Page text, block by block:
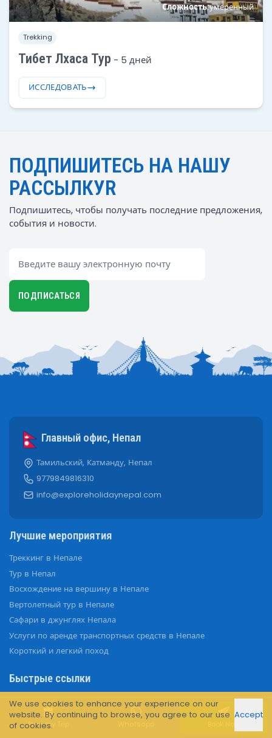
Сложность:умеренный
Trekking
Тибет Лхаса Тур - 5 дней
ИССЛЕДОВАТЬ
ПОДПИШИТЕСЬ НА НАШУ
РАССЫЛКУR
Подпишитесь, чтобы получать последние предложения,
события и новости.
ПОДПИСАТЬСЯ
Главный офис, Непал
Тамильский, Катманду, Непал
9779849816310
info@exploreholidaynepal.com
Лучшие мероприятия
Треккинг в Непале
Тур в Непал
Восхождение на вершину в Непале
Вертолетный тур в Непале
Сафари в джунглях Непала
Услуги по аренде транспортных средств в Непале
Короткий и легкий поход
Быстрые ссылки
Блоги о путешествиях
О нас
Связаться с нами
Plan my Trip Whatsapp
We use cookies to enhance your experience on our
website. By continuing to browse, you agree to our use
of cookies.
Accept